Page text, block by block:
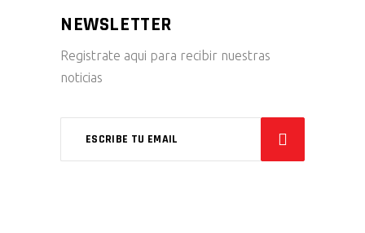
NEWSLETTER
Registrate aqui para recibir nuestras
noticias